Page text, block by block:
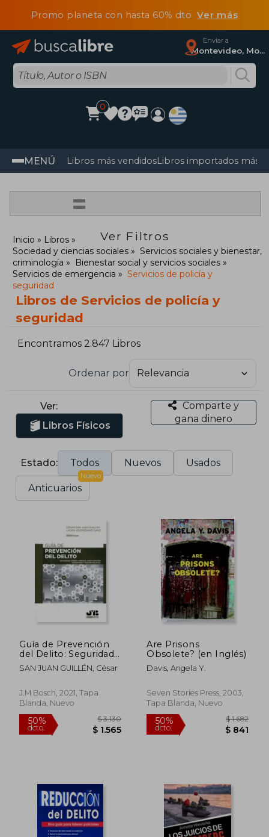
Promo planeta con hasta 60% dtoVer más
Enviar a
Montevideo, Montevideo
0
MENÚ Libros más vendidosLibros importados más
=
Ver Filtros
Inicio
Libros
Sociedad y ciencias sociales
Servicios sociales y bienestar,
criminología
Bienestar social y servicios sociales
Servicios de emergencia
Servicios de policía y
seguridad
Libros de Servicios de policía y
seguridad
Encontramos 2.847 Libros
Ordenar por
Ver:
Libros Físicos
Comparte y
gana dinero
Estado: Todos Nuevos Usados
Anticuarios
Nuevo
Guía de Prevención
del Delito: Seguridad,
Diseño Urbano,
Participación
Policial
SAN JUAN GUILLÉN, César
J.M Bosch, 2021, Tapa
Blanda, Nuevo
50%
dcto.
Are Prisons
Obsolete? (en Inglés)
Davis, Angela Y.
Seven Stories Press, 2003,
Tapa Blanda, Nuevo
50%
dcto.